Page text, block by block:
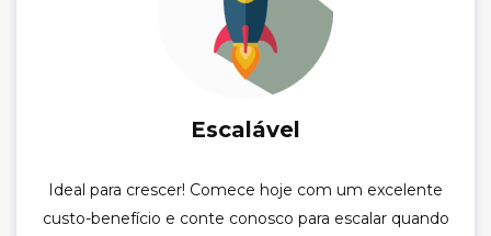
Escalável
Ideal para crescer! Comece hoje com um excelente
custo-benefício e conte conosco para escalar quando